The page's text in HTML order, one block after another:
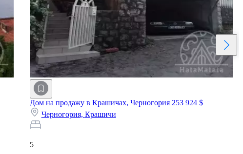
Дом на продажу в Крашичах, Черногория 253 924 $
Черногория, Крашичи
5